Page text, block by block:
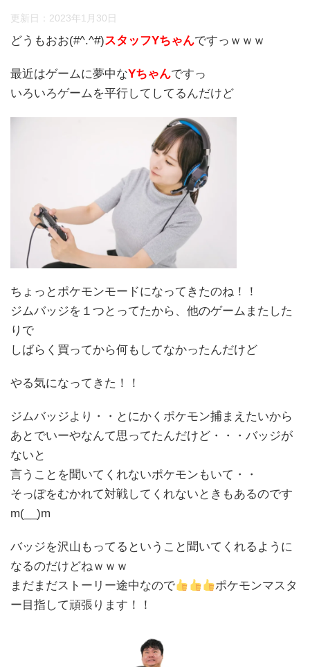
更新日： 2023年1月30日
どうもおお(#^.^#)スタッフYちゃんですっｗｗｗ
最近はゲームに夢中なYちゃんですっ
いろいろゲームを平行してしてるんだけど
ちょっとポケモンモードになってきたのね！！
ジムバッジを１つとってたから、他のゲームまたした
りで
しばらく買ってから何もしてなかったんだけど
やる気になってきた！！
ジムバッジより・・とにかくポケモン捕まえたいから
あとでいーやなんて思ってたんだけど・・・バッジが
ないと
言うことを聞いてくれないポケモンもいて・・
そっぽをむかれて対戦してくれないときもあるのです
m(__)m
バッジを沢山もってるということ聞いてくれるように
なるのだけどねｗｗｗ
まだまだストーリー途中なので
ポケモンマスタ
ー目指して頑張ります！！